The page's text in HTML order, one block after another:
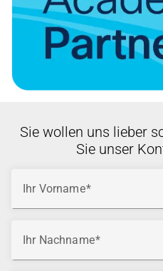
Sie wollen uns lieber
Sie unser
Ihr Vorname
Ihr Nachname